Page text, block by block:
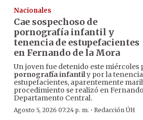
Nacionales
Cae sospechoso de
pornografía infantil y
tenencia de estupefacientes
en Fernando de la Mora
Un joven fue detenido este miércoles
pornografía infantily por la
estupefacientes, aparentemente
procedimiento se realizó en
Departamento Central.
Agosto 5, 2026 07:24 p. m. · Redacción ÚH